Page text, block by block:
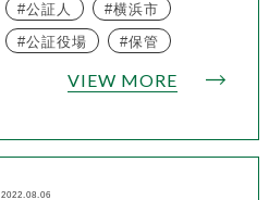
公証人
横浜市
公証役場
保管
VIEW MORE
2022.08.06